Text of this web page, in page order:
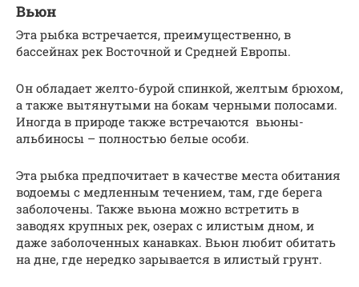
Вьюн
Эта рыбка встречается, преимущественно, в
бассейнах рек Восточной и Средней Европы.
Он обладает желто-бурой спинкой, желтым брюхом,
а также вытянутыми на бокам черными полосами.
Иногда в природе также встречаются вьюны-
альбиносы – полностью белые особи.
Эта рыбка предпочитает в качестве места обитания
водоемы с медленным течением, там, где берега
заболочены. Также вьюна можно встретить в
заводях крупных рек, озерах с илистым дном, и
даже заболоченных канавках. Вьюн любит обитать
на дне, где нередко зарывается в илистый грунт.